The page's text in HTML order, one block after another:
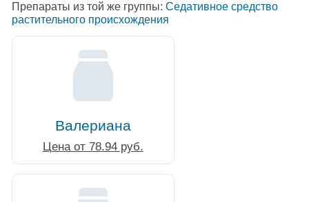
Препараты из той же группы: Седативное средство
растительного происхождения
Валериана
Цена от 78.94 руб.